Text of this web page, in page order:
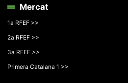
Mercat
1a RFEF >>
2a RFEF >>
3a RFEF >>
Primera Catalana 1 >>